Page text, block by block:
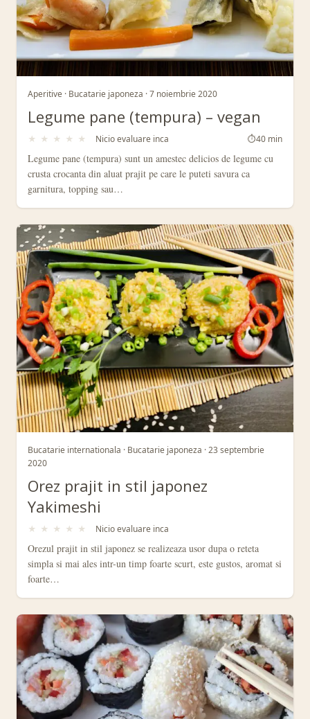
Aperitive · Bucatarie japoneza · 7 noiembrie 2020
Legume pane (tempura) – vegan
★ ★ ★ ★ ★ Nicio evaluare inca ⏱40 min
Legume pane (tempura) sunt un amestec delicios de legume cu
crusta crocanta din aluat prajit pe care le puteti savura ca
garnitura, topping sau…
Bucatarie internationala · Bucatarie japoneza · 23 septembrie
2020
Orez prajit in stil japonez
Yakimeshi
★ ★ ★ ★ ★ Nicio evaluare inca
Orezul prajit in stil japonez se realizeaza usor dupa o reteta
simpla si mai ales intr-un timp foarte scurt, este gustos, aromat si
foarte…